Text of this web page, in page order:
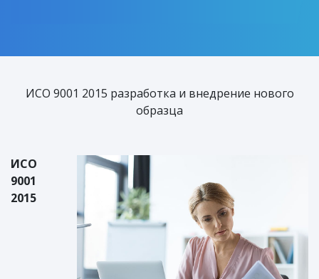
ИСО 9001 2015 разработка и внедрение нового
образца
ИСО
9001
2015